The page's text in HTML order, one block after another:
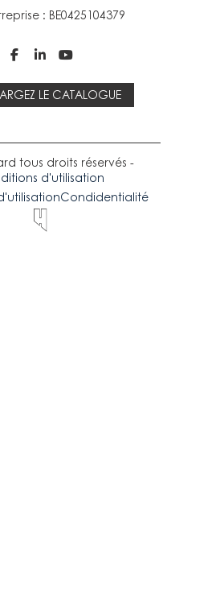
: BE0425104379
  
LE CATALOGUE
tous droits réservés -
d'utilisation
Condidentialité